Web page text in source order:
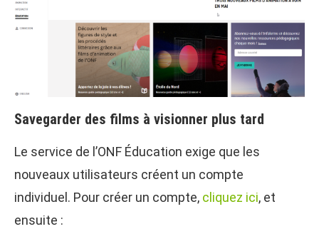
Savegarder des films à visionner plus tard
Le service de l’ONF Éducation exige que les
nouveaux utilisateurs créent un compte
individuel. Pour créer un compte, cliquez ici, et
ensuite :